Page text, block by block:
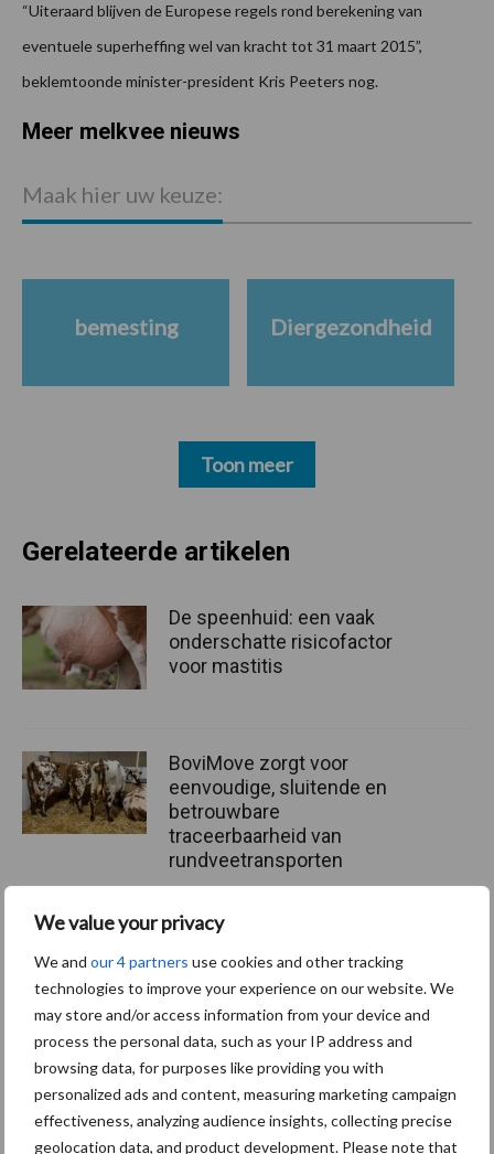
We value your privacy
We and our 4 partners use cookies and other tracking
technologies to improve your experience on our website. We
may store and/or access information from your device and
process the personal data, such as your IP address and
browsing data, for purposes like providing you with
personalized ads and content, measuring marketing campaign
effectiveness, analyzing audience insights, collecting precise
geolocation data, and product development. Please note that
“Uiteraard blijven de Europese regels rond berekening van
eventuele superheffing wel van kracht tot 31 maart 2015”,
beklemtoonde minister-president Kris Peeters nog.
Primaire
Recent nieuws Partner nieuws
Meer melkvee nieuws
Maak hier uw keuze:
bemesting Diergezondheid
Toon meer
Gerelateerde artikelen
De speenhuid: een vaak
onderschatte risicofactor
voor mastitis
BoviMove zorgt voor
eenvoudige, sluitende en
betrouwbare
traceerbaarheid van
rundveetransporten
Tien praktische tips voor
een langere levensduur